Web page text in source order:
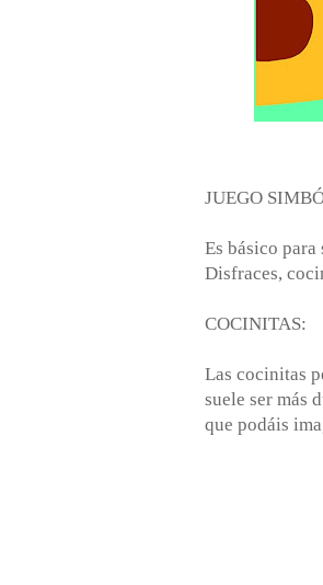
JUEGO
Es básico
Disfraces,
COCINITAS:
Las cocinitas
suele ser más
que podáis